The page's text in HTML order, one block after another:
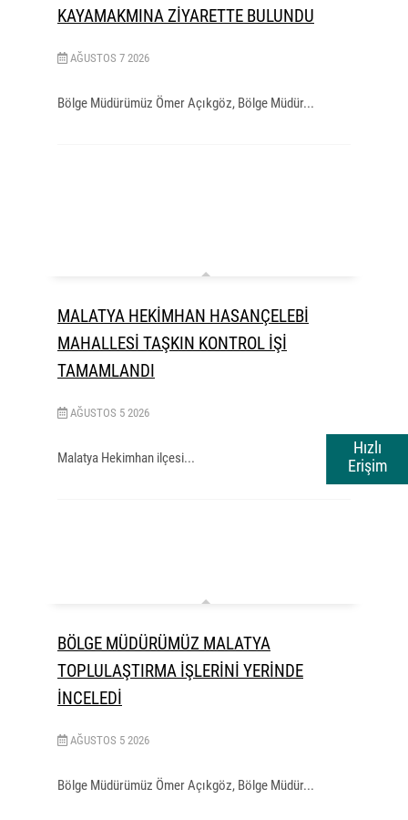
Hızlı
Erişim
KAYAMAKMINA ZİYARETTE BULUNDU
AĞUSTOS 7 2026
Bölge Müdürümüz Ömer Açıkgöz, Bölge Müdür...
MALATYA HEKİMHAN HASANÇELEBİ
MAHALLESİ TAŞKIN KONTROL İŞİ
TAMAMLANDI
AĞUSTOS 5 2026
Malatya Hekimhan ilçesi...
BÖLGE MÜDÜRÜMÜZ MALATYA
TOPLULAŞTIRMA İŞLERİNİ YERİNDE
İNCELEDİ
AĞUSTOS 5 2026
Bölge Müdürümüz Ömer Açıkgöz, Bölge Müdür...